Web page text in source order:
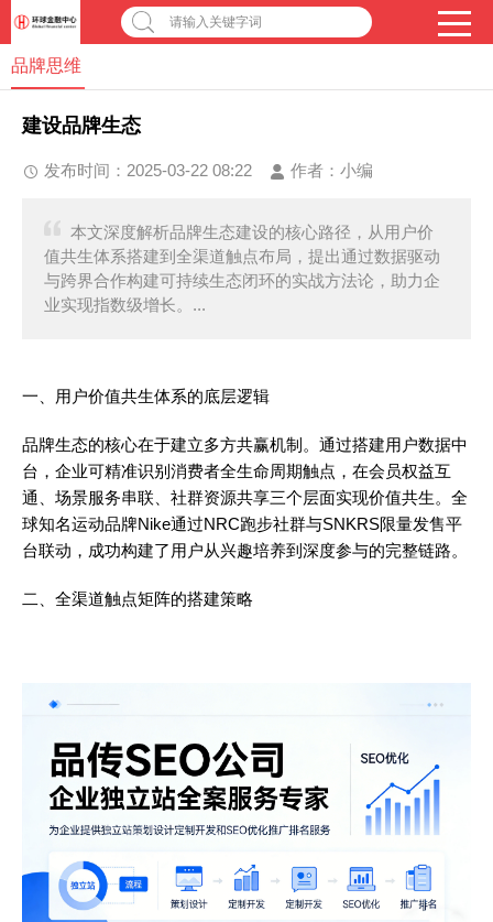
请输入关键字词
品牌思维
建设品牌生态
发布时间：2025-03-22 08:22 作者： 小编
本文深度解析品牌生态建设的核心路径，从用户价
值共生体系搭建到全渠道触点布局，提出通过数据驱动
与跨界合作构建可持续生态闭环的实战方法论，助力企
业实现指数级增长。...
一、用户价值共生体系的底层逻辑
品牌生态的核心在于建立多方共赢机制。通过搭建用户数据中
台，企业可精准识别消费者全生命周期触点，在会员权益互
通、场景服务串联、社群资源共享三个层面实现价值共生。全
球知名运动品牌Nike通过NRC跑步社群与SNKRS限量发售平
台联动，成功构建了用户从兴趣培养到深度参与的完整链路。
二、全渠道触点矩阵的搭建策略